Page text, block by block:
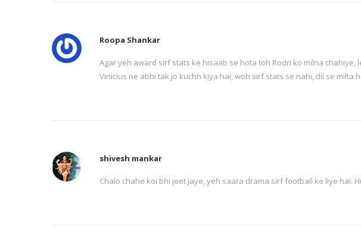
Roopa Shankar
Agar yeh award sirf stats ke hisaab se hota toh Rodri ko milna
Vinicius ne abhi tak jo kuchh kiya hai, woh sirf stats se nahi, dil se milta
shivesh mankar
Chalo chahe koi bhi jeet jaye, yeh saara drama sirf football ke liye hai.